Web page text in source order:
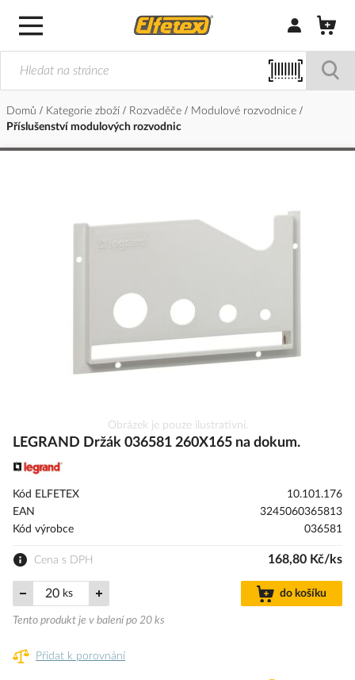
Přihlásit/
Domů Kategorie zboží Rozvaděče
Modulové rozvodnice
Příslušenství modulových rozvodnic
na
galerie
s
Obrázek je pouze ilustrativní.
LEGRAND Držák 036581 260X165 na dokum.
Kód ELFETEX
10.101.176
EAN
3245060365813
Kód výrobce
036581
Cena s DPH 168,80 Kč/ks
ks do košíku
Tento produkt je v balení po 20 ks
Přidat k porovnání